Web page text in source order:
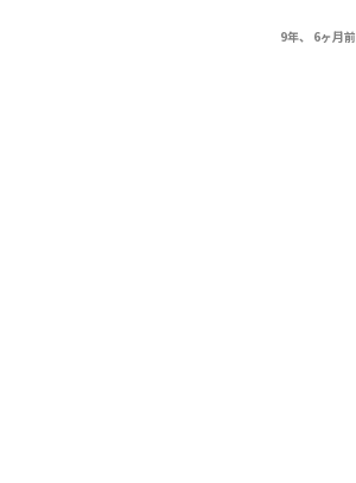
9年、 6ヶ月前